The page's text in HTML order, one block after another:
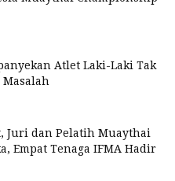
Atlet Laki-Laki Tak
Masalah
Juri dan Pelatih Muaythai
Empat Tenaga IFMA Hadir